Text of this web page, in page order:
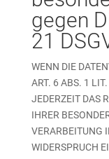
gegen
21
WENN DIE
ART. 6 ABS. 1
JEDERZEIT DAS
IHRER
VERARBEITUNG
WIDERSPRUCH